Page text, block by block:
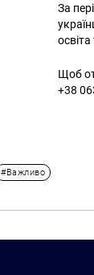
За
Щоб
+38
#Важливо